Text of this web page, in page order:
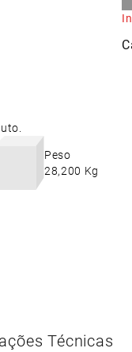
Peso
28,200 Kg
Técnicas